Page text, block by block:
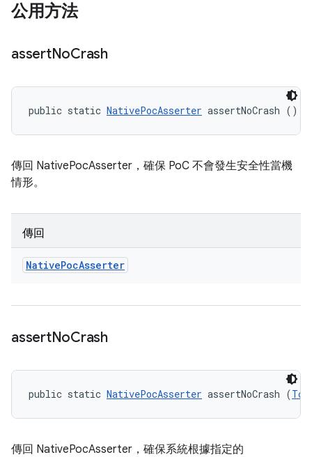
公用方法
assertNoCrash
public static NativePocAsserter assertNoCrash ()
傳回 NativePocAsserter，確保 PoC 不會發生安全性當機
情形。
傳回
NativePocAsserter
assertNoCrash
public static NativePocAsserter assertNoCrash (
傳回 NativePocAsserter，確保系統根據指定的